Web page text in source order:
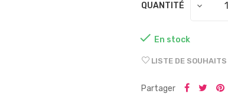
QUANTITÉ
 En stock
LISTE DE SOUHAITS
Partager